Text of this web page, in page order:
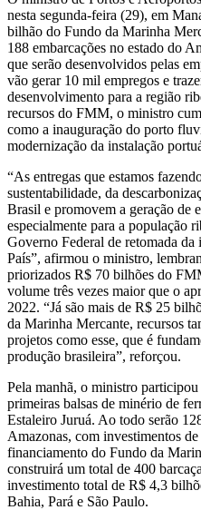
nesta segunda-feira (29), em
bilhão do Fundo da Marinha
188 embarcações no estado do
que serão desenvolvidos pelas
vão gerar 10 mil empregos e
desenvolvimento para a região
recursos do FMM, o ministro
como a inauguração do porto
modernização da instalação
“As entregas que estamos
sustentabilidade, da
Brasil e promovem a geração de
especialmente para a população
Governo Federal de retomada
País”, afirmou o ministro,
priorizados R$ 70 bilhões do
volume três vezes maior que o
2022. “Já são mais de R$ 25
da Marinha Mercante, recursos
projetos como esse, que é
produção brasileira”, reforçou.
Pela manhã, o ministro
primeiras balsas de minério de
Estaleiro Juruá. Ao todo serão
Amazonas, com investimentos
financiamento do Fundo da
construirá um total de 400
investimento total de R$ 4,3
Bahia, Pará e São Paulo.